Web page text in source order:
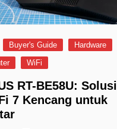
Buyer's Guide
Hardware
WiFi
RT-BE58U: Solusi
7 Kencang untuk